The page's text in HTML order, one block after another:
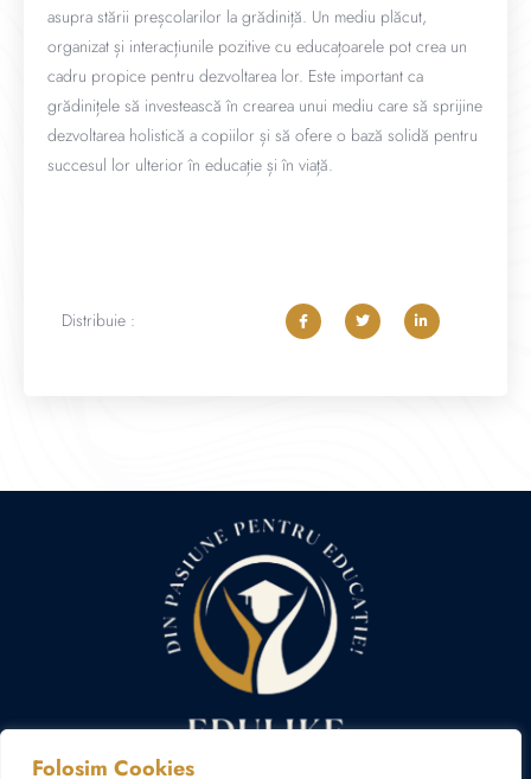
Folosim Cookies
asupra stării preșcolarilor la grădiniță. Un mediu plăcut,
organizat și interacțiunile pozitive cu educațoarele pot crea un
cadru propice pentru dezvoltarea lor. Este important ca
grădinițele să investească în crearea unui mediu care să sprijine
dezvoltarea holistică a copiilor și să ofere o bază solidă pentru
succesul lor ulterior în educație și în viață.
Distribuie :